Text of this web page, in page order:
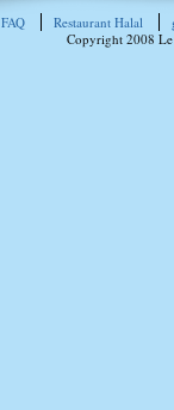
FAQ Restaurant Halal
Copyright 2008